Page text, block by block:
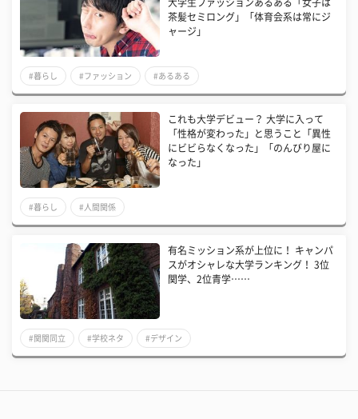
大学生ファッションあるある「女子は
茶髪セミロング」「体育会系は常にジ
ャージ」
#暮らし #ファッション #あるある
これも大学デビュー？ 大学に入って
「性格が変わった」と思うこと「異性
にビビらなくなった」「のんびり屋に
なった」
#暮らし #人間関係
有名ミッション系が上位に！ キャンパ
スがオシャレな大学ランキング！ 3位
関学、2位青学……
#関関同立 #学校ネタ #デザイン